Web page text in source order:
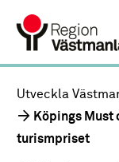
Utveckla
Köpings Must
turismpriset